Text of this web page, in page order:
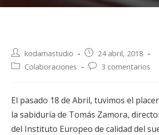
kodamastudio
24 abril, 2018
Colaboraciones
3 comentarios
El pasado 18 de Abril, tuvimos el
la sabiduría de Tomás Zamora,
del Instituto Europeo de calidad del